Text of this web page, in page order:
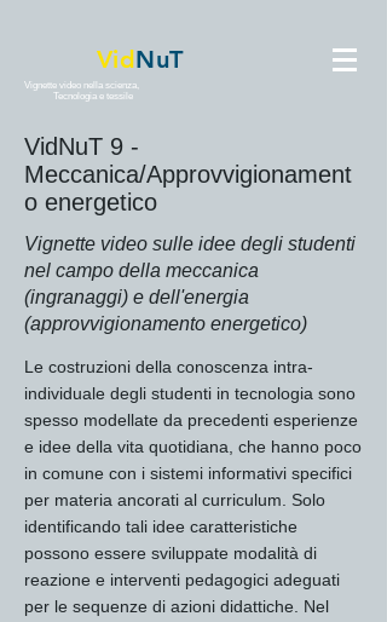
VidNuT
Vignette video nella scienza,
Tecnologia e tessile
VidNuT 9 -
Meccanica/Approvvigionament
o energetico
Vignette video sulle idee degli studenti
nel campo della meccanica
(ingranaggi) e dell'energia
(approvvigionamento energetico)
Le costruzioni della conoscenza intra-
individuale degli studenti in tecnologia sono
spesso modellate da precedenti esperienze
e idee della vita quotidiana, che hanno poco
in comune con i sistemi informativi specifici
per materia ancorati al curriculum. Solo
identificando tali idee caratteristiche
possono essere sviluppate modalità di
reazione e interventi pedagogici adeguati
per le sequenze di azioni didattiche. Nel